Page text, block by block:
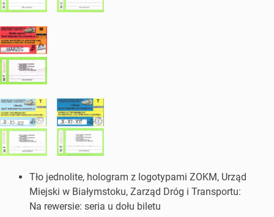
Tło jednolite, hologram z logotypami ZOKM, Urząd
Miejski w Białymstoku, Zarząd Dróg i Transportu:
Na rewersie: seria u dołu biletu